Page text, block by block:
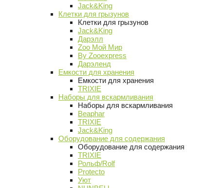
Jack&King
Клетки для грызунов
Клетки для грызунов
Jack&King
Дарэлл
Zoo Мой Мир
By Zooexpress
Дарэленд
Емкости для хранения
Емкости для хранения
TRIXIE
Наборы для вскармливания
Наборы для вскармливания
Beaphar
TRIXIE
Jack&King
Оборудование для содержания
Оборудование для содержания
TRIXIE
Рольф/Rolf
Protecto
Уют